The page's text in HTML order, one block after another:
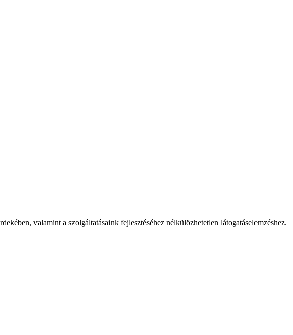
valamint a szolgáltatásaink fejlesztéséhez nélkülözhetetlen látogatáselemzéshez.